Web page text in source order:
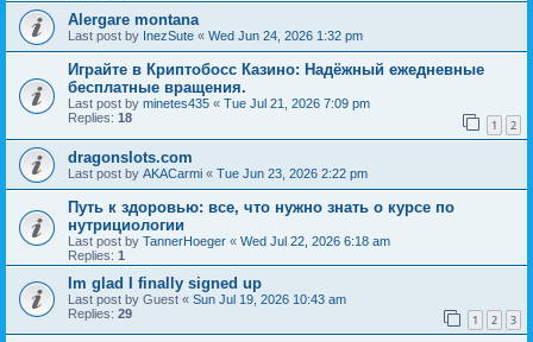
Alergare montana
Last post by InezSute « Wed Jun 24, 2026 1:32 pm
Играйте в Криптобосс Казино: Надёжный ежедневные
бесплатные вращения.
Last post by minetes435 « Tue Jul 21, 2026 7:09 pm
Replies: 18 1 2
dragonslots.com
Last post by AKACarmi « Tue Jun 23, 2026 2:22 pm
Путь к здоровью: все, что нужно знать о курсе по
нутрициологии
Last post by TannerHoeger « Wed Jul 22, 2026 6:18 am
Replies: 1
Im glad I finally signed up
Last post by Guest « Sun Jul 19, 2026 10:43 am
Replies: 29 1 2 3